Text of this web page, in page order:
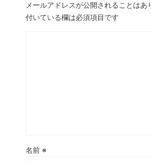
メールアドレスが公開されることはあ
付いている欄は必須項目です
名前 ※